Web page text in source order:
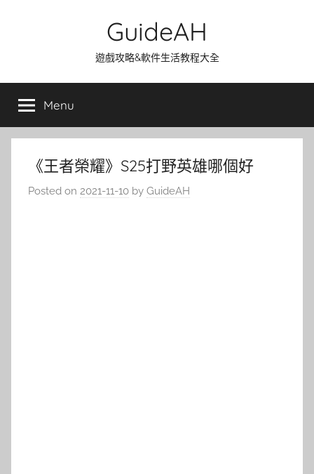
GuideAH
遊戲攻略&軟件生活教程大全
Menu
《王者榮耀》S25打野英雄哪個好
Posted on 2021-11-10 by GuideAH